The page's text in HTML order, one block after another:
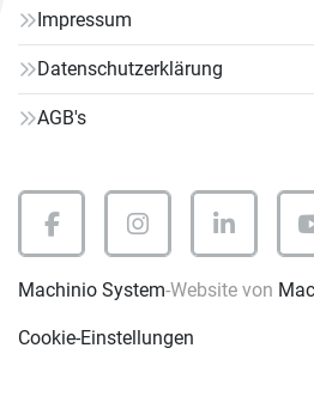
Impressum
Datenschutzerklärung
AGB's
facebookinstagramlinkedin
Machinio System-Website von
Cookie-Einstellungen